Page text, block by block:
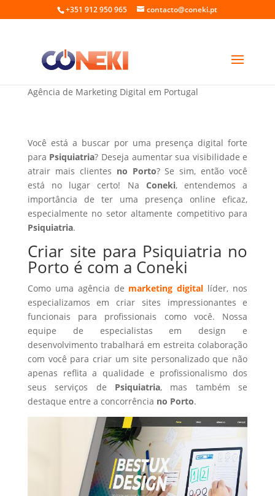
+351 912 950 965 contacto@coneki.pt
Criar site para Psiquiatria no Porto
Agência de Marketing Digital em Portugal
Você está a buscar por uma presença digital forte
para Psiquiatria? Deseja aumentar sua visibilidade e
atrair mais clientes no Porto? Se sim, então você
está no lugar certo! Na Coneki, entendemos a
importância de ter uma presença online eficaz,
especialmente no setor altamente competitivo para
Psiquiatria.
Criar site para Psiquiatria no
Porto é com a Coneki
Como uma agência de marketing digital líder, nos
especializamos em criar sites impressionantes e
funcionais para profissionais como você. Nossa
equipe de especialistas em design e
desenvolvimento trabalhará em estreita colaboração
com você para criar um site personalizado que não
apenas reflita a qualidade e profissionalismo dos
seus serviços de Psiquiatria, mas também se
destaque entre a concorrência no Porto.